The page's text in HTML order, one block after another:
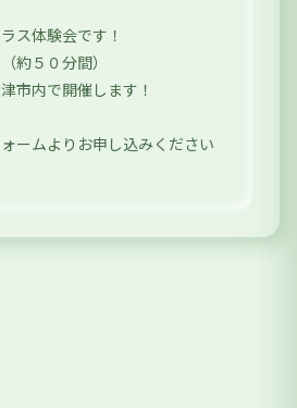
ス体験会です！
約５０分間）
市内で開催します！
ームよりお申し込みください